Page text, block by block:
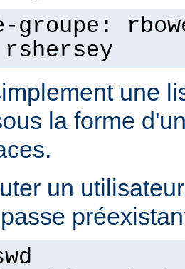
groupe:
rshersey
une
la forme
un